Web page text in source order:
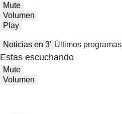
Mute
Volumen
Play
Noticias en 3′ Últimos programas
Estas escuchando
Mute
Volumen